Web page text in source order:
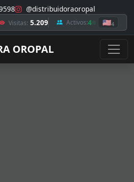
@distribuidoraoropal
Visitas: 5.209 Activos:4 🇺🇸4
OROPAL